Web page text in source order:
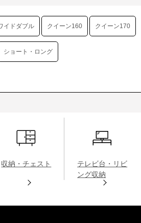
イドダブル クイーン160 クイーン170
ショート・ロング
収納・チェスト
テレビ台・リビ
ング収納